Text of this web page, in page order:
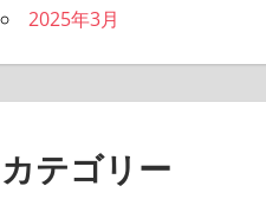
2025年3月
カテゴリー